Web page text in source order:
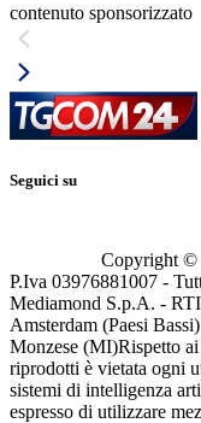
contenuto sponsorizzato
Seguici su
Copyright ©
P.Iva 03976881007 -
Mediamond S.p.A. -
Amsterdam (Paesi
Monzese (MI)Rispetto
riprodotti è vietata ogni
sistemi di intelligenza
espresso di utilizzare